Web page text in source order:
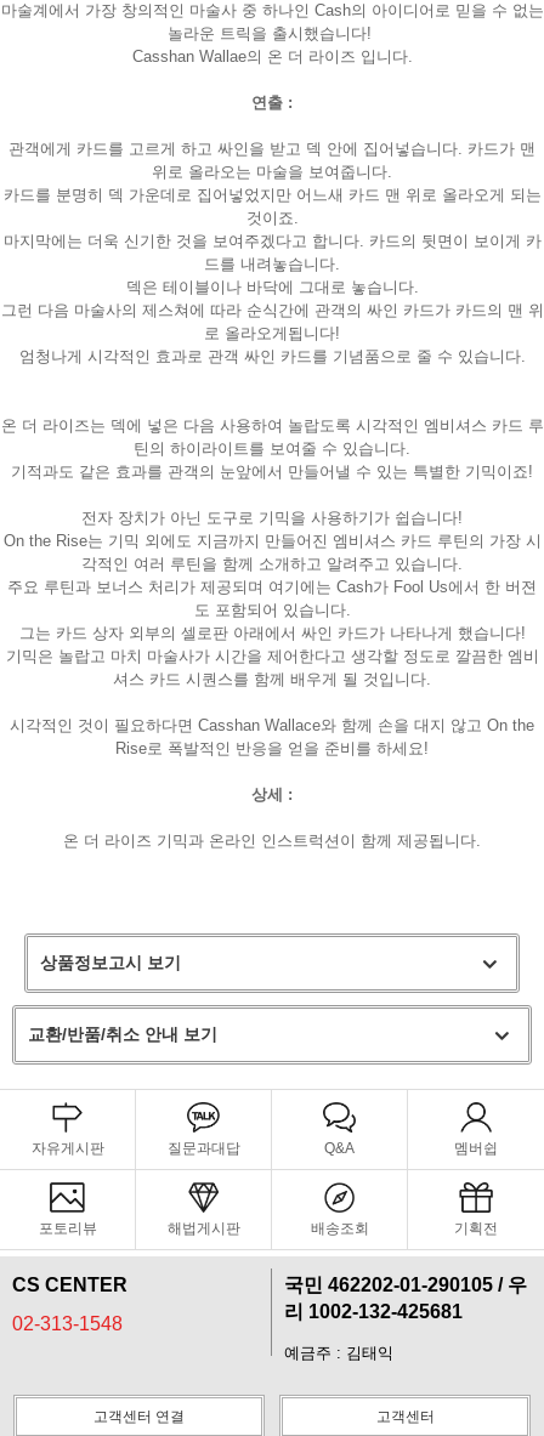
마술계에서 가장 창의적인 마술사 중 하나인 Cash의 아이디어로 믿을 수 없는
놀라운 트릭을 출시했습니다!
Casshan Wallae의 온 더 라이즈 입니다.
연출 :
관객에게 카드를 고르게 하고 싸인을 받고 덱 안에 집어넣습니다. 카드가 맨
위로 올라오는 마술을 보여줍니다.
카드를 분명히 덱 가운데로 집어넣었지만 어느새 카드 맨 위로 올라오게 되는
것이죠.
마지막에는 더욱 신기한 것을 보여주겠다고 합니다. 카드의 뒷면이 보이게 카
드를 내려놓습니다.
덱은 테이블이나 바닥에 그대로 놓습니다.
그런 다음 마술사의 제스쳐에 따라 순식간에 관객의 싸인 카드가 카드의 맨 위
로 올라오게됩니다!
엄청나게 시각적인 효과로 관객 싸인 카드를 기념품으로 줄 수 있습니다.
온 더 라이즈는 덱에 넣은 다음 사용하여 놀랍도록 시각적인 엠비셔스 카드 루
틴의 하이라이트를 보여줄 수 있습니다.
기적과도 같은 효과를 관객의 눈앞에서 만들어낼 수 있는 특별한 기믹이죠!
전자 장치가 아닌 도구로 기믹을 사용하기가 쉽습니다!
On the Rise는 기믹 외에도 지금까지 만들어진 엠비셔스 카드 루틴의 가장 시
각적인 여러 루틴을 함께 소개하고 알려주고 있습니다.
주요 루틴과 보너스 처리가 제공되며 여기에는 Cash가 Fool Us에서 한 버젼
도 포함되어 있습니다.
그는 카드 상자 외부의 셀로판 아래에서 싸인 카드가 나타나게 했습니다!
기믹은 놀랍고 마치 마술사가 시간을 제어한다고 생각할 정도로 깔끔한 엠비
셔스 카드 시퀀스를 함께 배우게 될 것입니다.
시각적인 것이 필요하다면 Casshan Wallace와 함께 손을 대지 않고 On the
Rise로 폭발적인 반응을 얻을 준비를 하세요!
상세 :
온 더 라이즈 기믹과 온라인 인스트럭션이 함께 제공됩니다.
상품정보고시 보기
교환/반품/취소 안내 보기
자유게시판 질문과대답 Q&A 멤버쉽
포토리뷰 해법게시판 배송조회 기획전
CS CENTER
02-313-1548
국민 462202-01-290105 / 우
리 1002-132-425681
예금주 : 김태익
고객센터 연결 고객센터